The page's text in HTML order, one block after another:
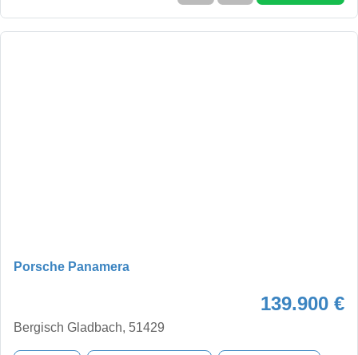
Porsche Panamera
139.900 €
Bergisch Gladbach, 51429